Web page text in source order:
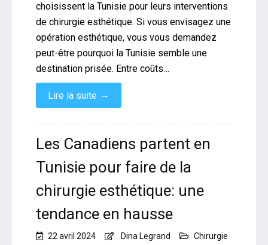
choisissent la Tunisie pour leurs interventions
de chirurgie esthétique. Si vous envisagez une
opération esthétique, vous vous demandez
peut-être pourquoi la Tunisie semble une
destination prisée. Entre coûts…
Lire la suite →
Les Canadiens partent en
Tunisie pour faire de la
chirurgie esthétique: une
tendance en hausse
22 avril 2024 Dina Legrand
Chirurgie